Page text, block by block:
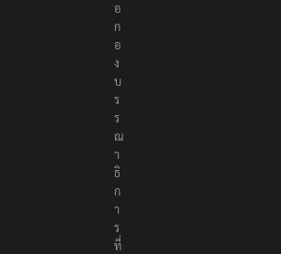
ต่
อ
ก
อ
ง
บ
ร
ร
ณ
า
ธิ
ก
า
ร